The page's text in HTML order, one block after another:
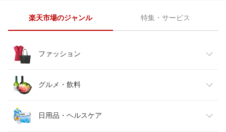
楽天市場のジャンル 特集・サービス
ファッション
レディースファッション
メンズファッション
グルメ・飲料
食品
日用品・ヘルスケア